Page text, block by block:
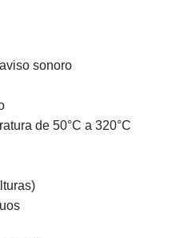
sonoro
de 50°C a 320°C